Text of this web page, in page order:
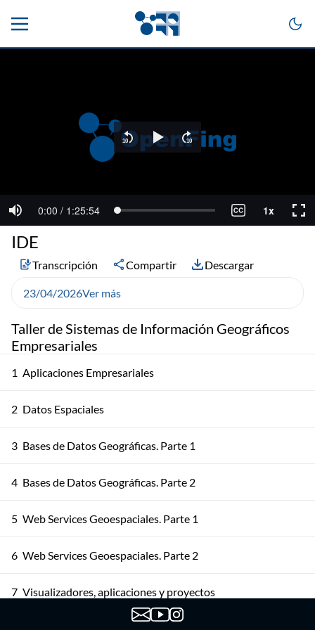
Taller de Sistemas de Información Geográficos
Empresariales
1 Aplicaciones Empresariales
2 Datos Espaciales
3 Bases de Datos Geográficas. Parte 1
4 Bases de Datos Geográficas. Parte 2
5 Web Services Geoespaciales. Parte 1
6 Web Services Geoespaciales. Parte 2
7 Visualizadores, aplicaciones y proyectos
IDE
Transcripción Compartir Descargar
23/04/2026Ver más